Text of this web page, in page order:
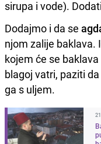
sirupa i vode).
Dodajmo i da se
njom zalije baklava.
kojem će se
blagoj vatri, paziti
ga s uljem.